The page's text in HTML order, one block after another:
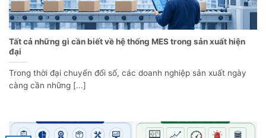
Tất cả những gì cần biết về hệ thống MES trong sản xuất hiện
đại
Trong thời đại chuyển đổi số, các doanh nghiệp sản xuất ngày
càng cần những [...]